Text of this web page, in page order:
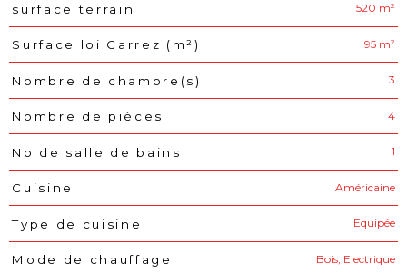
surface terrain 1 520 m²
Surface loi Carrez (m²) 95 m²
Nombre de chambre(s) 3
Nombre de pièces 4
Nb de salle de bains 1
Cuisine Américaine
Type de cuisine Equipée
Mode de chauffage Bois, Electrique